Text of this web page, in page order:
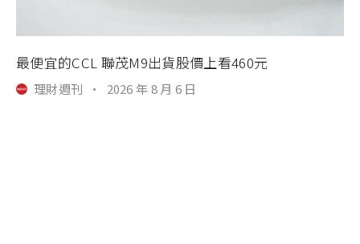
最便宜的CCL 聯茂M9出貨股價上看460元
理財週刊 · 2026 年 8 月 6 日